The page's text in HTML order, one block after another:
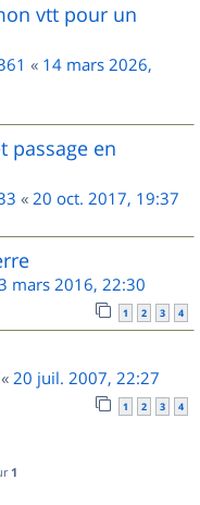
vtt pour un
« 14 mars 2026,
passage en
« 20 oct. 2017, 19:37
mars 2016, 22:30
1 2 3 4
« 20 juil. 2007, 22:27
1 2 3 4
1